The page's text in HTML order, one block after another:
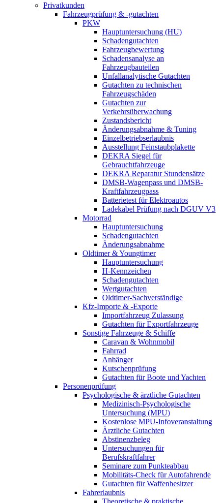
Privatkunden
Fahrzeugprüfung & -gutachten
PKW
Hauptuntersuchung (HU)
Schadengutachten
Fahrzeugbewertung
Schadensanalyse an
Fahrzeugbauteilen
Unfallanalytische Gutachten
Gutachten zu technischen
Fahrzeugschäden
Gutachten zur
Verkehrsüberwachung
Zustandsbericht
Änderungsabnahme & Tuning
Einzelbetriebserlaubnis
Ausstellung Feinstaubplakette
DEKRA Siegel für
Gebrauchtfahrzeuge
DEKRA Reparatur Stundensätze
DMSB-Wagenpass und DMSB-
Kraftfahrzeugpass
Batterietest für Elektroautos
Ladekabel Prüfung nach DGUV V3
Motorrad
Hauptuntersuchung
Schadengutachten
Änderungsabnahme
Oldtimer & Youngtimer
Hauptuntersuchung
H-Kennzeichen
Schadengutachten
Wertgutachten
Oldtimer-Sachverständige
Kfz-Importe & -Exporte
Importfahrzeug Zulassung
Gutachten für Exportfahrzeuge
Sonstige Fahrzeuge & Schiffe
Caravan & Wohnmobil
Fahrrad
Anhänger
Kutschenprüfung
Gutachten für Boote und Yachten
Personenprüfung
Psychologische & ärztliche Gutachten
Medizinisch-Psychologische
Untersuchung (MPU)
Kostenlose MPU-Infoveranstaltung
Ärztliche Gutachten
Abstinenzbeleg
Untersuchungen für
Berufskraftfahrer
Seminare zum Punkteabbau
Mobilitäts-Check für Autofahrende
Gutachten für Waffenbesitzer
Fahrerlaubnis
Theoretische & praktische